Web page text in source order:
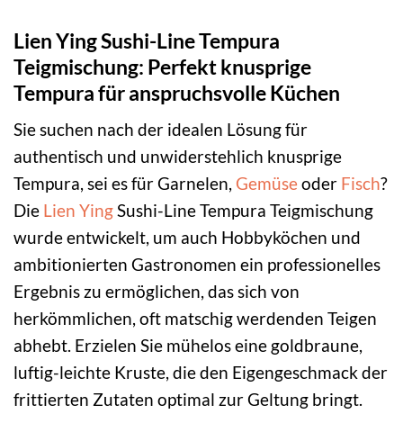
Lien Ying Sushi-Line Tempura
Teigmischung: Perfekt knusprige
Tempura für anspruchsvolle Küchen
Sie suchen nach der idealen Lösung für
authentisch und unwiderstehlich knusprige
Tempura, sei es für Garnelen, Gemüseoder Fisch?
Die Lien YingSushi-Line Tempura Teigmischung
wurde entwickelt, um auch Hobbyköchen und
ambitionierten Gastronomen ein professionelles
Ergebnis zu ermöglichen, das sich von
herkömmlichen, oft matschig werdenden Teigen
abhebt. Erzielen Sie mühelos eine goldbraune,
luftig-leichte Kruste, die den Eigengeschmack der
frittierten Zutaten optimal zur Geltung bringt.